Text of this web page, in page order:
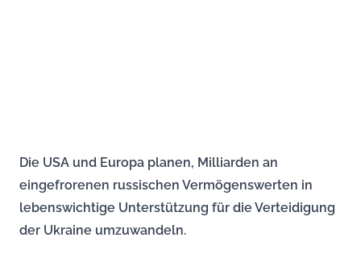
Die USA und Europa planen, Milliarden an
eingefrorenen russischen Vermögenswerten in
lebenswichtige Unterstützung für die Verteidigung
der Ukraine umzuwandeln.